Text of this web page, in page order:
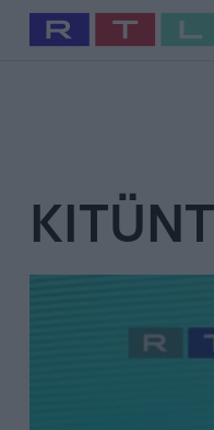
Babits Marcella